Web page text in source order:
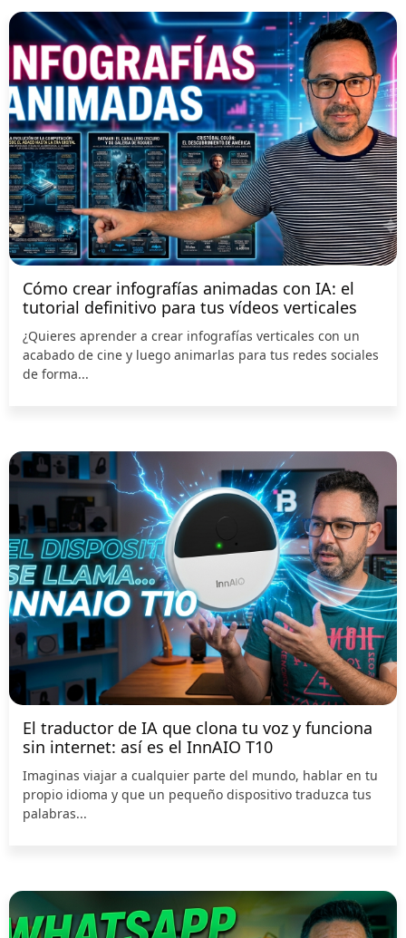
Cómo crear infografías animadas con IA: el
tutorial definitivo para tus vídeos verticales
¿Quieres aprender a crear infografías verticales con un
acabado de cine y luego animarlas para tus redes sociales
de forma...
El traductor de IA que clona tu voz y funciona
sin internet: así es el InnAIO T10
Imaginas viajar a cualquier parte del mundo, hablar en tu
propio idioma y que un pequeño dispositivo traduzca tus
palabras...